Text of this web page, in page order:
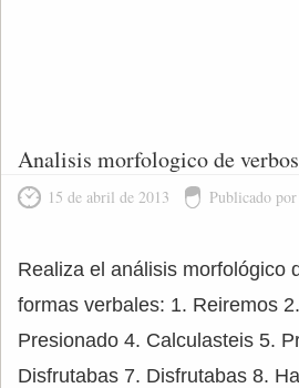
Analisis morfologico de
15 de abril de 2013 Publicado
Realiza el análisis morfológico
formas verbales: 1. Reiremos
Presionado 4. Calculasteis 5.
Disfrutabas 7. Disfrutabas 8.